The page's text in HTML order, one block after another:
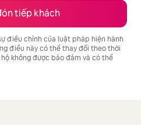
tiếp khách
điều chỉnh của luật pháp hiện hành
điều này có thể thay đổi theo thời
không được bảo đảm và có thể